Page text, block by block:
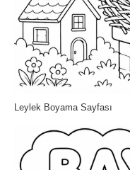
Leylek Boyama Sayfası